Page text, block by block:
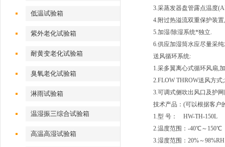
低温试验箱
紫外老化试验箱
耐黄变老化试验箱
臭氧老化试验箱
淋雨试验箱
温湿振三综合试验箱
高温高湿试验箱
3.采蒸发器盘管露点温度
4.附过热溢流双重保护装
5.加湿/除湿系统*独立.
6.供应加湿筒水应尽量采
送风循环系统:
1.采多翼离心式循环风扇,
2.FLOW THROW送风方
3.可调式侧吹出风口及护
技术产品：(可以根据客户
1.型 号： HW-TH-150L
2.温度范围：-40℃～
3.湿度范围：20%～98%RH